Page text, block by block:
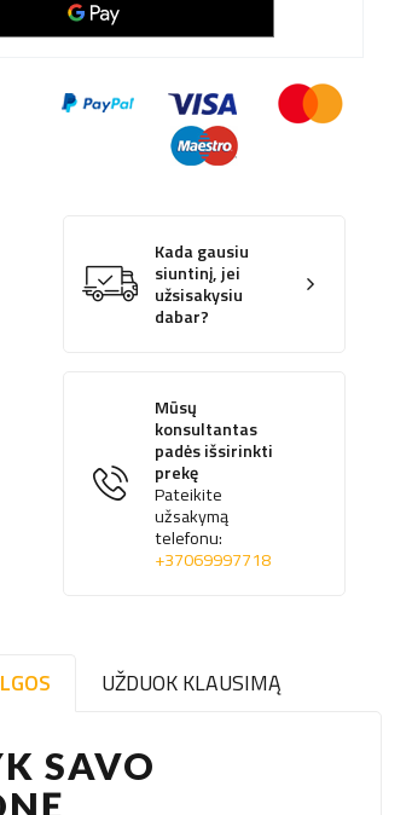
Kada gausiu
siuntinį, jei
užsisakysiu
dabar?
Mūsų
konsultantas
padės išsirinkti
prekę
Pateikite
užsakymą
telefonu:
+37069997718
UŽDUOK KLAUSIMĄ
SAVO